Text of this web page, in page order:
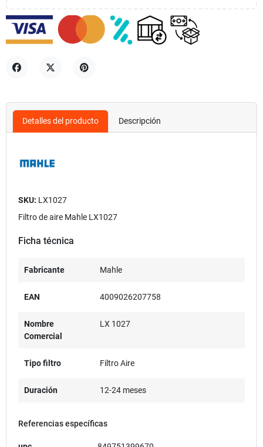
Detalles del producto Descripción
SKU: LX1027
Filtro de aire Mahle LX1027
Ficha técnica
Fabricante Mahle
EAN 4009026207758
Nombre
Comercial
LX 1027
Tipo filtro Filtro Aire
Duración 12-24 meses
Referencias específicas